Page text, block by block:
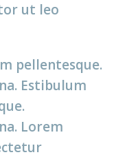
ut leo
pellentesque.
Estibulum
Lorem